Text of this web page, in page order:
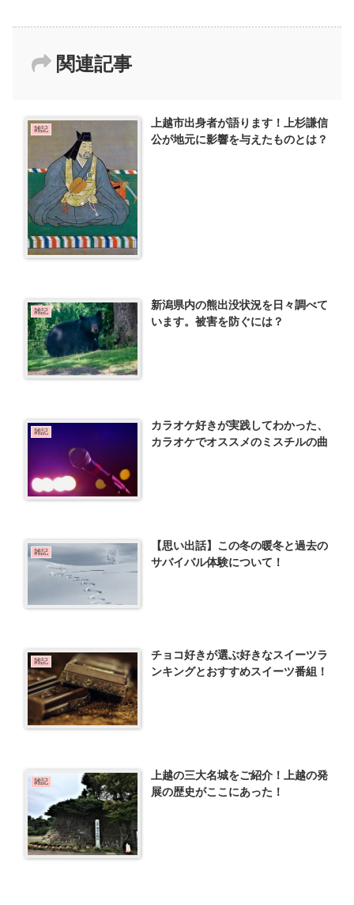
関連記事
雑記
上越市出身者が語ります！上杉謙信
公が地元に影響を与えたものとは？
雑記
新潟県内の熊出没状況を日々調べて
います。被害を防ぐには？
雑記
カラオケ好きが実践してわかった、
カラオケでオススメのミスチルの曲
雑記
【思い出話】この冬の暖冬と過去の
サバイバル体験について！
雑記
チョコ好きが選ぶ好きなスイーツラ
ンキングとおすすめスイーツ番組！
雑記
上越の三大名城をご紹介！上越の発
展の歴史がここにあった！